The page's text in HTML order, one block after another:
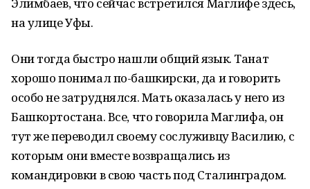
на улице Уфы.
Они тогда быстро нашли общий язык. Танат
хорошо понимал по-башкирски, да и говорить
особо не затруднялся. Мать ока­залась у него из
Башкортостана. Все, что говорила Маг­лифа, он
тут же переводил своему сослуживцу Василию, с
которым они вместе возвращались из
командировки в свою часть под Сталинградом.